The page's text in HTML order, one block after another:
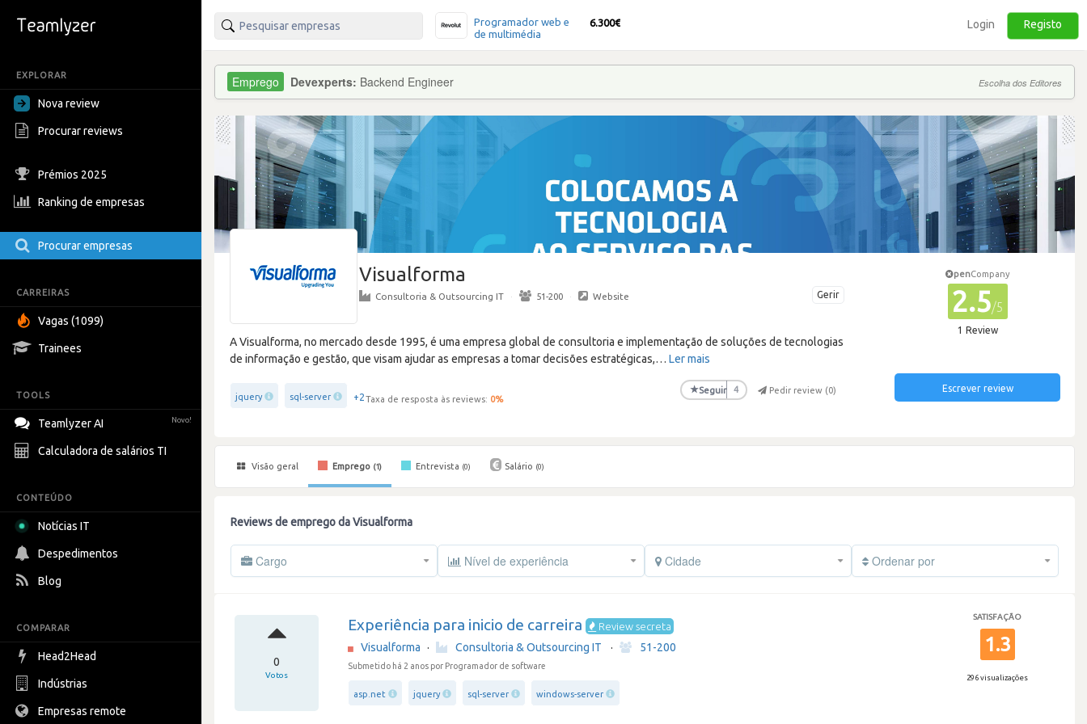
EXPLORAR
Nova review
Procurar reviews
Prémios 2025
Ranking de empresas
Procurar empresas
CARREIRAS
Vagas (1099)
Trainees
TOOLS
Teamlyzer AI Novo!
Calculadora de salários TI
CONTEÚDO
Notícias IT
Despedimentos
Blog
COMPARAR
Head2Head
Indústrias
Empresas remote
Programador web e
de multimédia
6.300€ Login Registo
Devexperts: Backend Engineer Escolha dos Editores
Visualforma
Gerir
Consultoria & Outsourcing IT · 51-200 · Website
A Visualforma, no mercado desde 1995, é uma empresa global de consultoria e implementação de soluções de tecnologias
de informação e gestão, que visam ajudar as empresas a tomar decisões estratégicas,… Ler mais
jquery sql-server +2Taxa de resposta às reviews: 0%
★Seguir 4 Pedir review (0)
penCompany
2.5/5
1 Review
Escrever review
Visão geral Emprego (1) Entrevista (0) Salário (0)
Reviews de emprego da Visualforma
Cargo Nível de experiência Cidade Ordenar por
0
Votos
Experiência para inicio de carreira Review secreta
Visualforma · Consultoria & Outsourcing IT · 51-200
Submetido há 2 anos por Programador de software
asp.net jquery sql-server windows-server
SATISFAÇÃO
1.3
296 visualizações